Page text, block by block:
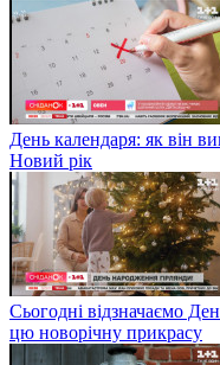
День календаря: як він
Новий рік
Сьогодні відзначаємо
цю новорічну прикрасу